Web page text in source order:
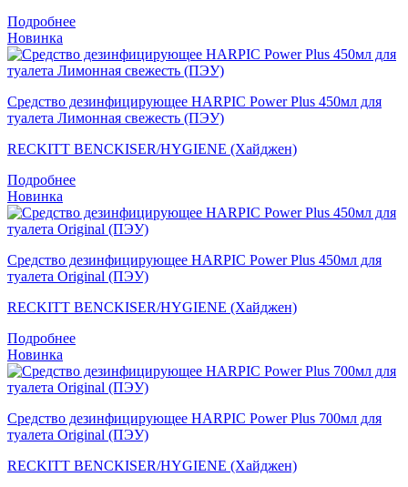
Подробнее
Новинка
Средство дезинфицирующее HARPIC Power Plus 450мл для
туалета Лимонная свежесть (ПЭУ)
RECKITT BENCKISER/HYGIENE (Хайджен)
Подробнее
Новинка
Средство дезинфицирующее HARPIC Power Plus 450мл для
туалета Original (ПЭУ)
RECKITT BENCKISER/HYGIENE (Хайджен)
Подробнее
Новинка
Средство дезинфицирующее HARPIC Power Plus 700мл для
туалета Original (ПЭУ)
RECKITT BENCKISER/HYGIENE (Хайджен)